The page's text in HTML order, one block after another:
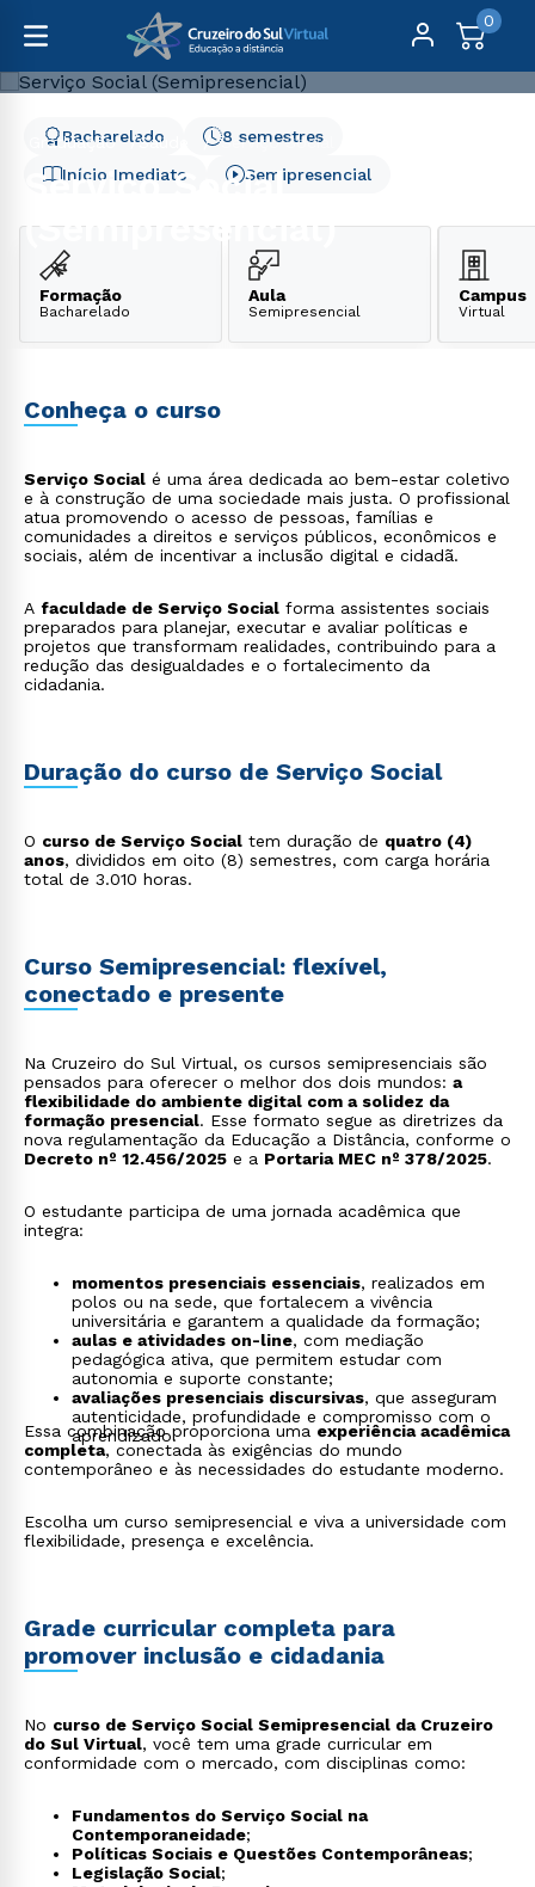
0
Graduação Saúde Serviço Social (Semipresencial)
Serviço Social
(Semipresencial)
Início Imediato
8 semestres
Bacharelado
Semipresencial
Formação
Bacharelado
Aula
Semipresencial
Campus
Virtual
Conheça o curso
Serviço Social é uma área dedicada ao bem-estar coletivo
e à construção de uma sociedade mais justa. O profissional
atua promovendo o acesso de pessoas, famílias e
comunidades a direitos e serviços públicos, econômicos e
sociais, além de incentivar a inclusão digital e cidadã.
A faculdade de Serviço Social forma assistentes sociais
preparados para planejar, executar e avaliar políticas e
projetos que transformam realidades, contribuindo para a
redução das desigualdades e o fortalecimento da
cidadania.
Duração do curso de Serviço Social
O curso de Serviço Social tem duração de quatro (4)
anos, divididos em oito (8) semestres, com carga horária
total de 3.010 horas.
Curso Semipresencial: flexível,
conectado e presente
Na Cruzeiro do Sul Virtual, os cursos semipresenciais são
pensados para oferecer o melhor dos dois mundos: a
flexibilidade do ambiente digital com a solidez da
formação presencial. Esse formato segue as diretrizes da
nova regulamentação da Educação a Distância, conforme o
Decreto nº 12.456/2025 e a Portaria MEC nº 378/2025.
O estudante participa de uma jornada acadêmica que
integra:
momentos presenciais essenciais, realizados em
polos ou na sede, que fortalecem a vivência
universitária e garantem a qualidade da formação;
aulas e atividades on-line, com mediação
pedagógica ativa, que permitem estudar com
autonomia e suporte constante;
avaliações presenciais discursivas, que asseguram
autenticidade, profundidade e compromisso com o
aprendizado.
Essa combinação proporciona uma experiência acadêmica
completa, conectada às exigências do mundo
contemporâneo e às necessidades do estudante moderno.
Escolha um curso semipresencial e viva a universidade com
flexibilidade, presença e excelência.
Grade curricular completa para
promover inclusão e cidadania
No curso de Serviço Social Semipresencial da Cruzeiro
do Sul Virtual, você tem uma grade curricular em
conformidade com o mercado, com disciplinas como:
Fundamentos do Serviço Social na
Contemporaneidade;
Políticas Sociais e Questões Contemporâneas;
Legislação Social;